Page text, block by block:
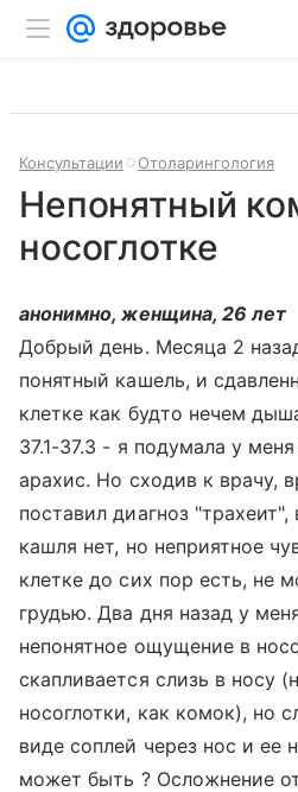
Консультации Отоларингология
Непонятный
носоглотке
анонимно, женщина, 26 лет
Добрый день. Месяца 2
понятный кашель, и
клетке как будто нечем
37.1-37.3 - я подумала у
арахис. Но сходив к врачу,
поставил диагноз
кашля нет, но неприятное
клетке до сих пор есть, не
грудью. Два дня назад у
непонятное ощущение в
скапливается слизь в носу
носоглотки, как комок), но
виде соплей через нос и ее
может быть ? Осложнение